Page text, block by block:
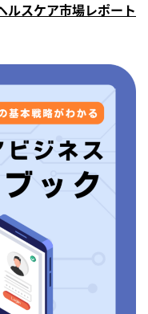
ルスケア市場レポート